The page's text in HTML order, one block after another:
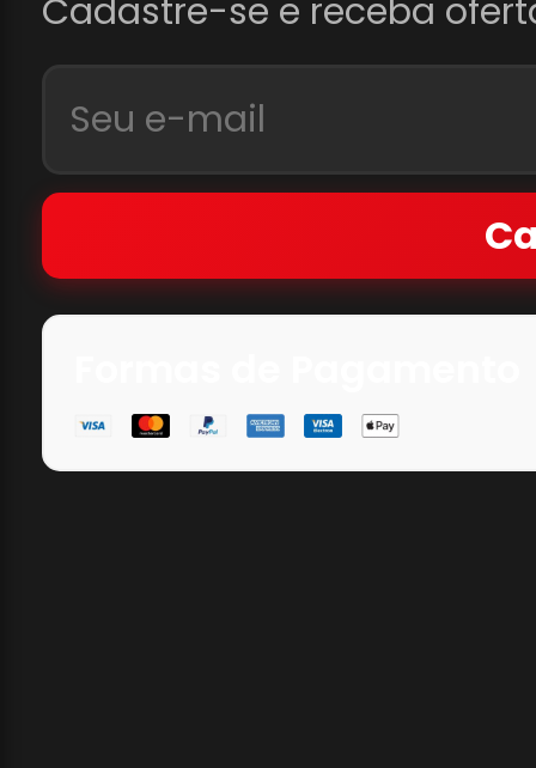
Cadastre-se e receba